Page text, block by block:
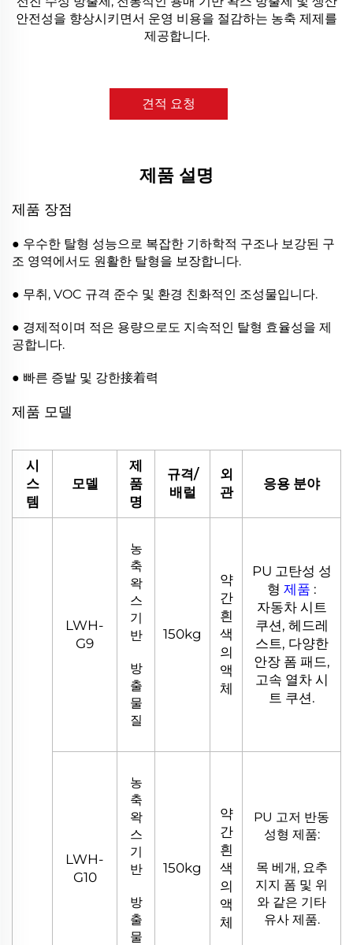
안전성을 향상시키면서 운영 비용을 절감하는 농축 제제를
제공합니다.
견적 요청
제품 설명
제품 장점
● 우수한 탈형 성능으로 복잡한 기하학적 구조나 보강된 구
조 영역에서도 원활한 탈형을 보장합니다.
● 무취, VOC 규격 준수 및 환경 친화적인 조성물입니다.
● 경제적이며 적은 용량으로도 지속적인 탈형 효율성을 제
공합니다.
● 빠른 증발 및 강한接着력
제품 모델
시
스
템
모델
제
품
명
규격/
배럴
외
관
응용 분야
LWH-
G9
농
축
왁
스
기
반
방
출
물
질
150kg
약
간
흰
색
의
액
체
PU 고탄성 성
형 제품 :
자동차 시트
쿠션, 헤드레
스트, 다양한
안장 폼 패드,
고속 열차 시
트 쿠션.
LWH-
G10
농
축
왁
스
기
반
방
출
물
150kg
약
간
흰
색
의
액
체
PU 고저 반동
성형 제품:
목 베개, 요추
지지 폼 및 위
와 같은 기타
유사 제품.